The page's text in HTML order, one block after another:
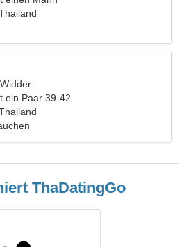
ein Paar 39-42
ThaDatingGo